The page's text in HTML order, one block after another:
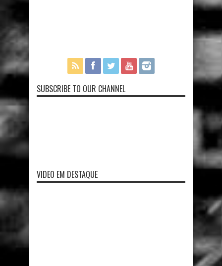
SUBSCRIBE TO OUR CHANNEL
VIDEO EM DESTAQUE